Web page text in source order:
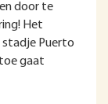
door te
Het
stadje Puerto
gaat